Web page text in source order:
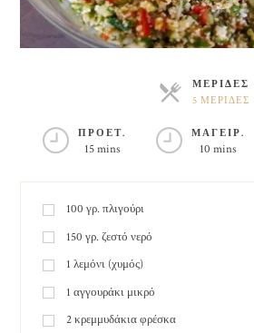
ΜΕΡΙΔΕΣ
5 ΜΕΡΙΔΕΣ
ΠΡΟΕΤ.
15 mins
ΜΑΓΕΙΡ.
10 mins
100 γρ. πλιγούρι
150 γρ. ζεστό νερό
1 λεμόνι (χυμός)
1 αγγουράκι μικρό
2 κρεμμυδάκια φρέσκα